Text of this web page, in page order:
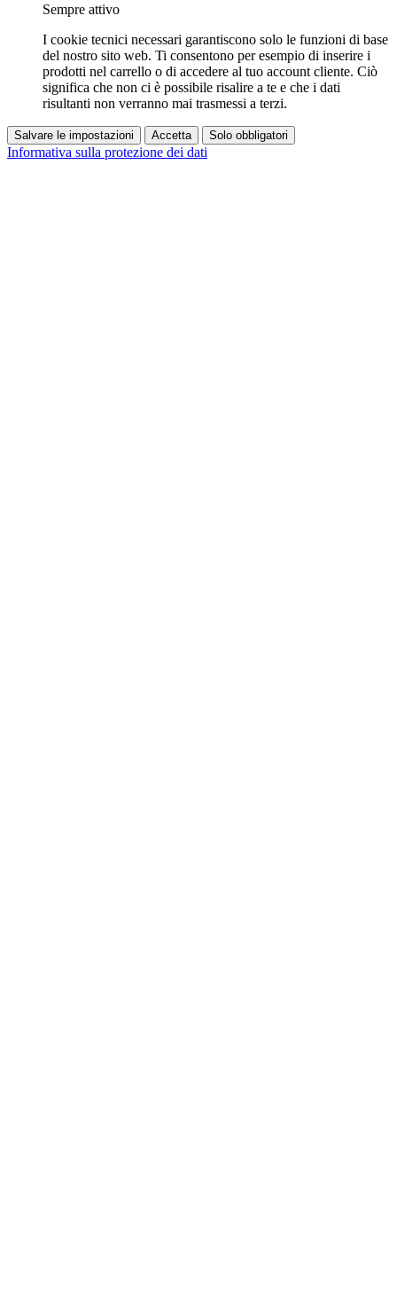
Sempre attivo
I cookie tecnici necessari garantiscono solo le funzioni di base
del nostro sito web. Ti consentono per esempio di inserire i
prodotti nel carrello o di accedere al tuo account cliente. Ciò
significa che non ci è possibile risalire a te e che i dati
risultanti non verranno mai trasmessi a terzi.
Salvare le impostazioni Accetta Solo obbligatori
Informativa sulla protezione dei dati